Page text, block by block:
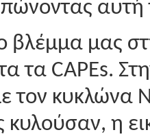
βλέμμα μας
τα CAPEs.
τον κυκλώνα
κυλούσαν, η